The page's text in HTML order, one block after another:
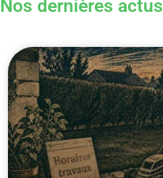
Nos dernières actus